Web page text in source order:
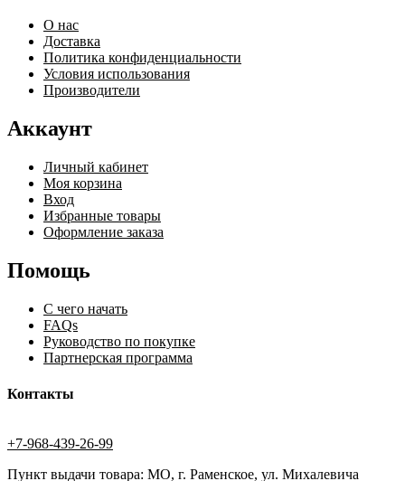
О нас
Доставка
Политика конфиденциальности
Условия использования
Производители
Аккаунт
Личный кабинет
Моя корзина
Вход
Избранные товары
Оформление заказа
Помощь
С чего начать
FAQs
Руководство по покупке
Партнерская программа
Контакты
+7-968-439-26-99
Пункт выдачи товара: МО, г. Раменское, ул. Михалевича